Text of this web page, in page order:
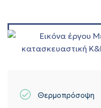
Θερμοπρόσοψη